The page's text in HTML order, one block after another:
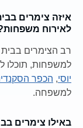
איזה צימרים
לאירוח
רב הצימרים
למשפחות, תוכלו
יוסי, הכפר
למשפחה.
באילו צימרים